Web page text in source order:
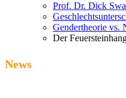
Prof. Dr. Dick
Gendertheorie vs.
Der
News